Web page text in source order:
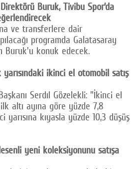
Buruk, Tivibu Spor’da
ve transferlere dair
programda Galatasaray
Buruk'u konuk edecek.
ikinci el otomobil satış
Serdıl Gözelekli: "İkinci el
altı ayına göre yüzde 7,8
kıyasla yüzde 10,3 düşüş
yeni koleksiyonunu satışa